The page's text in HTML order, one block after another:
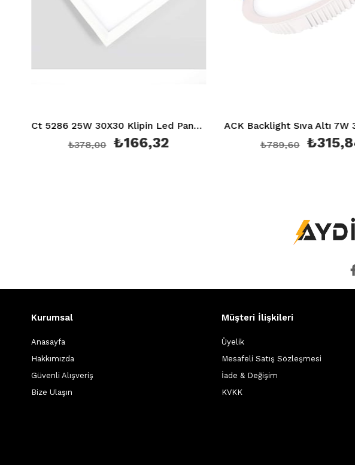
Ct 5286 25W 30X30 Klipin Led Panel Sıva Altı (Beyaz) 6400K
₺166,32
₺378,00 ₺315,84
₺789,60
Kurumsal
Anasayfa
Hakkımızda
Güvenli Alışveriş
Bize Ulaşın
Müşteri İlişkileri
Üyelik
Mesafeli Satış Sözleşmesi
İade & Değişim
KVKK